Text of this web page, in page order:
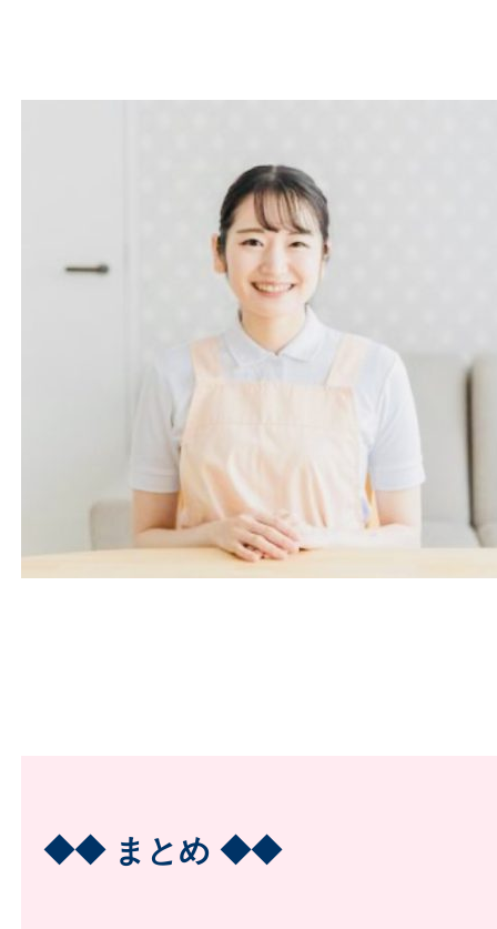
◆◆ まとめ ◆◆